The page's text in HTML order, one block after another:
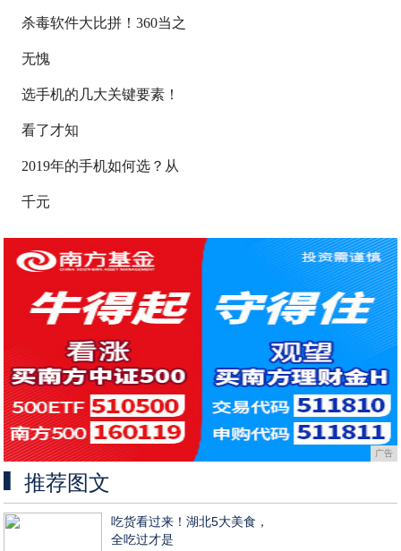
杀毒软件大比拼！360当之
无愧
选手机的几大关键要素！
看了才知
2019年的手机如何选？从
千元
广告
推荐图文
吃货看过来！湖北5大美食，
全吃过才是